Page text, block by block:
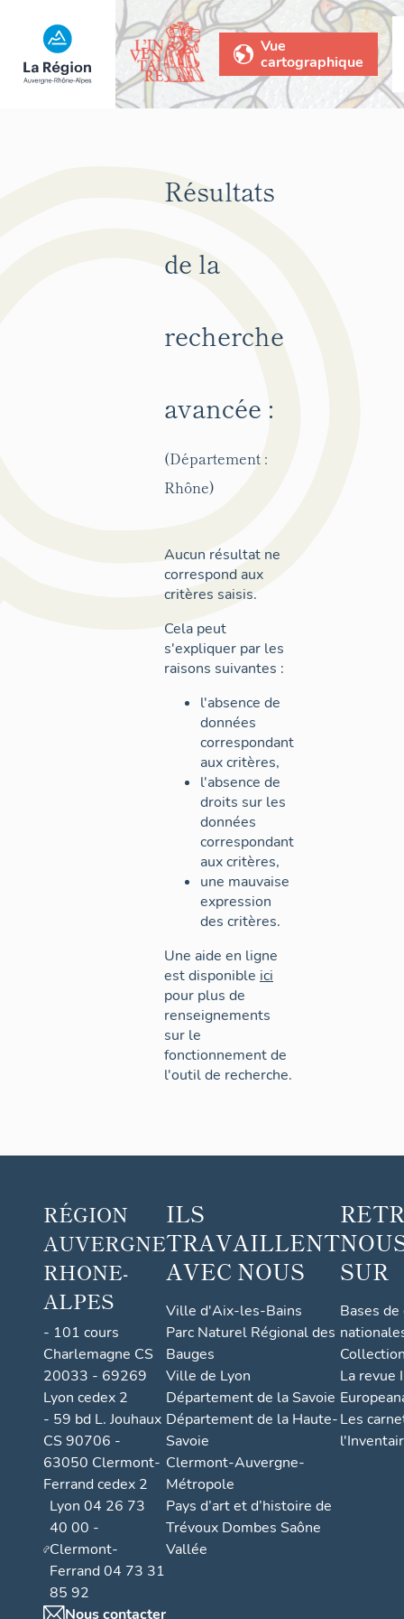
Vue
cartographique
Résultats
de la
recherche
avancée :
(Département :
Rhône)
Aucun résultat ne
correspond aux
critères saisis.
Cela peut
s'expliquer par les
raisons suivantes :
l'absence de
données
correspondant
aux critères,
l'absence de
droits sur les
données
correspondant
aux critères,
une mauvaise
expression
des critères.
Une aide en ligne
est disponible ici
pour plus de
renseignements
sur le
fonctionnement de
l'outil de recherche.
RÉGION
AUVERGNE
RHONE-
ALPES
- 101 cours
Charlemagne CS
20033 - 69269
Lyon cedex 2
- 59 bd L. Jouhaux
CS 90706 -
63050 Clermont-
Ferrand cedex 2
Lyon 04 26 73
40 00 -
Clermont-
Ferrand 04 73 31
85 92
Nous contacter
ILS
TRAVAILLENT
AVEC NOUS
Ville d'Aix-les-Bains
Parc Naturel Régional des
Bauges
Ville de Lyon
Département de la Savoie
Département de la Haute-
Savoie
Clermont-Auvergne-
Métropole
Pays d’art et d’histoire de
Trévoux Dombes Saône
Vallée
SUR
Bases
La revue
Les